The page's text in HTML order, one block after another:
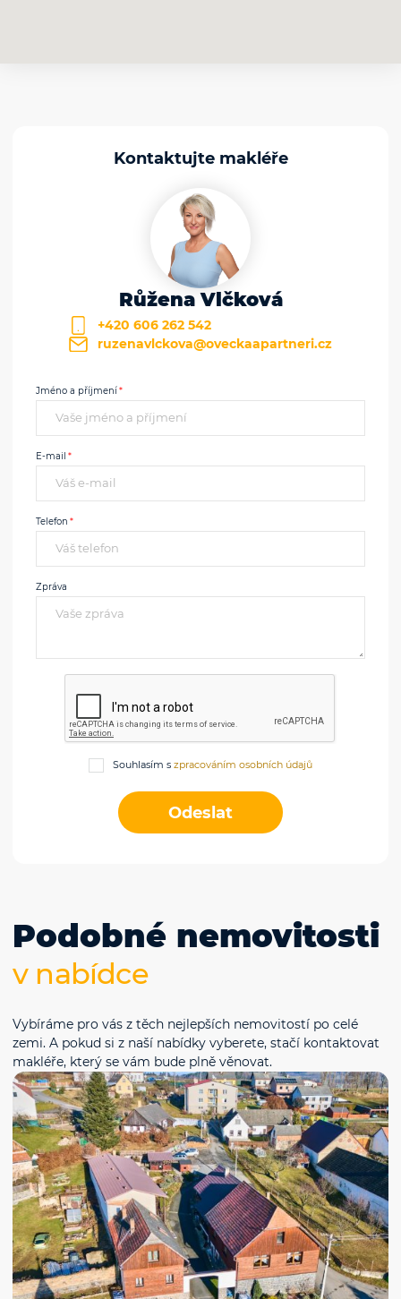
Kontaktujte makléře
Růžena Vlčková
+420 606 262 542
ruzenavlckova@oveckaapartneri.cz
Jméno a příjmení
E-mail
Telefon
Zpráva
Souhlasím s zpracováním osobních údajů
Odeslat
Podobné nemovitosti
v nabídce
Vybíráme pro vás z těch nejlepších nemovitostí po celé
zemi. A pokud si z naší nabídky vyberete, stačí kontaktovat
makléře, který se vám bude plně věnovat.